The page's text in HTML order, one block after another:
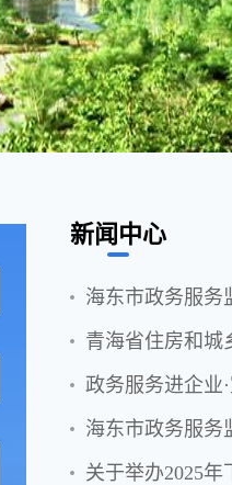
新闻中心
海东市政务服务
政务服务进企
海东市政务服务
关于举办2025